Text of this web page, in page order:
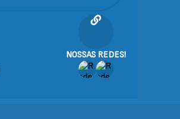
NOSSAS REDES!